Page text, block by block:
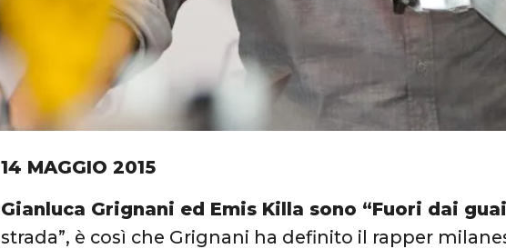
14 MAGGIO 2015
Gianluca Grignani ed Emis Killa sono “Fuori dai
strada”, è così che Grignani ha definito il rapper